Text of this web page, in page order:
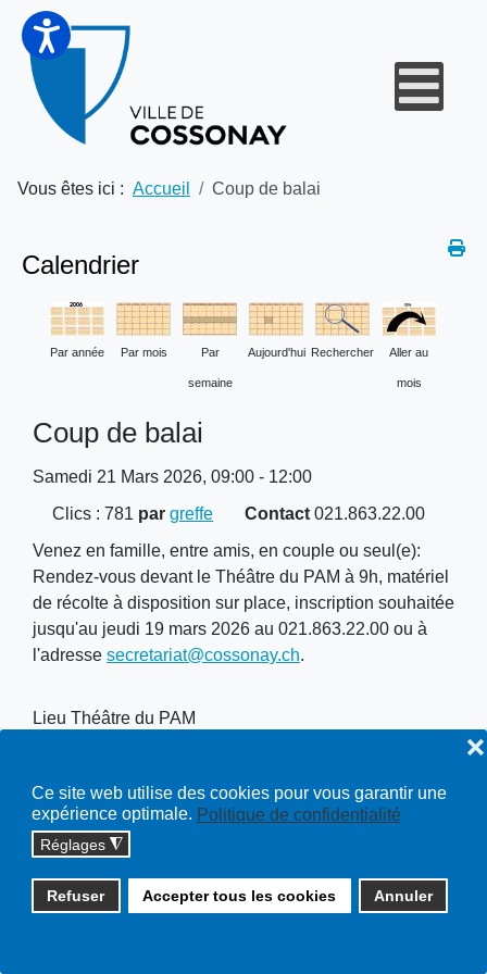
Ce site web utilise des cookies pour vous garantir une
expérience optimale. Politique de confidentialité
Réglages ◮
Refuser Accepter tous les cookies Annuler
❌
Vous êtes ici : Accueil Coup de balai
Calendrier
Par année Par mois Par
semaine
Aujourd'hui Rechercher Aller au
mois
Coup de balai
Samedi 21 Mars 2026, 09:00 - 12:00
Clics : 781 pargreffe Contact021.863.22.00
Venez en famille, entre amis, en couple ou seul(e):
Rendez-vous devant le Théâtre du PAM à 9h, matériel
de récolte à disposition sur place, inscription souhaitée
jusqu'au jeudi 19 mars 2026 au 021.863.22.00 ou à
l'adresse secretariat@cossonay.ch.
Lieu Théâtre du PAM
Copyright © 2026 cossonay.ch - tous droits réservés | site :
Plan du site